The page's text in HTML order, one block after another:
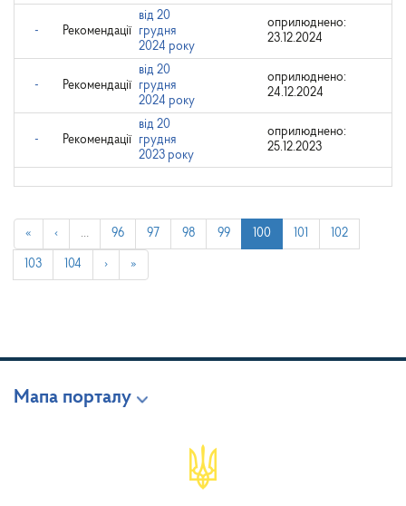
- Рекомендації
від 20
грудня
2024 року
оприлюднено:
23.12.2024
- Рекомендації
від 20
грудня
2024 року
оприлюднено:
24.12.2024
- Рекомендації
від 20
грудня
2023 року
оприлюднено:
25.12.2023
« ‹ … 96 97 98 99 100 101 102
103 104 › »
Мапа порталу